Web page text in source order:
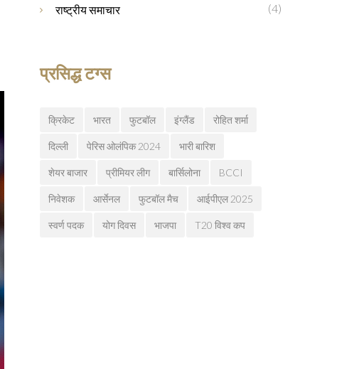
राष्ट्रीय समाचार (4)
प्रसिद्ध टग्स
क्रिकेट भारत फुटबॉल इंग्लैंड रोहित शर्मा
दिल्ली पेरिस ओलंपिक 2024 भारी बारिश
शेयर बाजार प्रीमियर लीग बार्सिलोना BCCI
निवेशक आर्सेनल फुटबॉल मैच आईपीएल 2025
स्वर्ण पदक योग दिवस भाजपा T20 विश्व कप